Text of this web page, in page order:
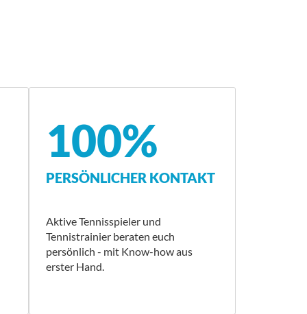
100%
PERSÖNLICHER KONTAKT
Aktive Tennisspieler und
Tennistrainier beraten euch
persönlich - mit Know-how aus
erster Hand.